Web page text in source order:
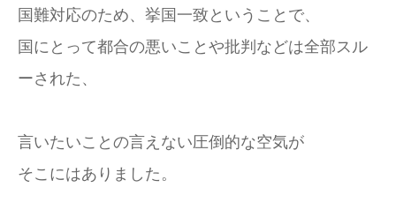
国難対応のため、挙国一致ということで、
国にとって都合の悪いことや批判などは全部スル
ーされた、
言いたいことの言えない圧倒的な空気が
そこにはありました。